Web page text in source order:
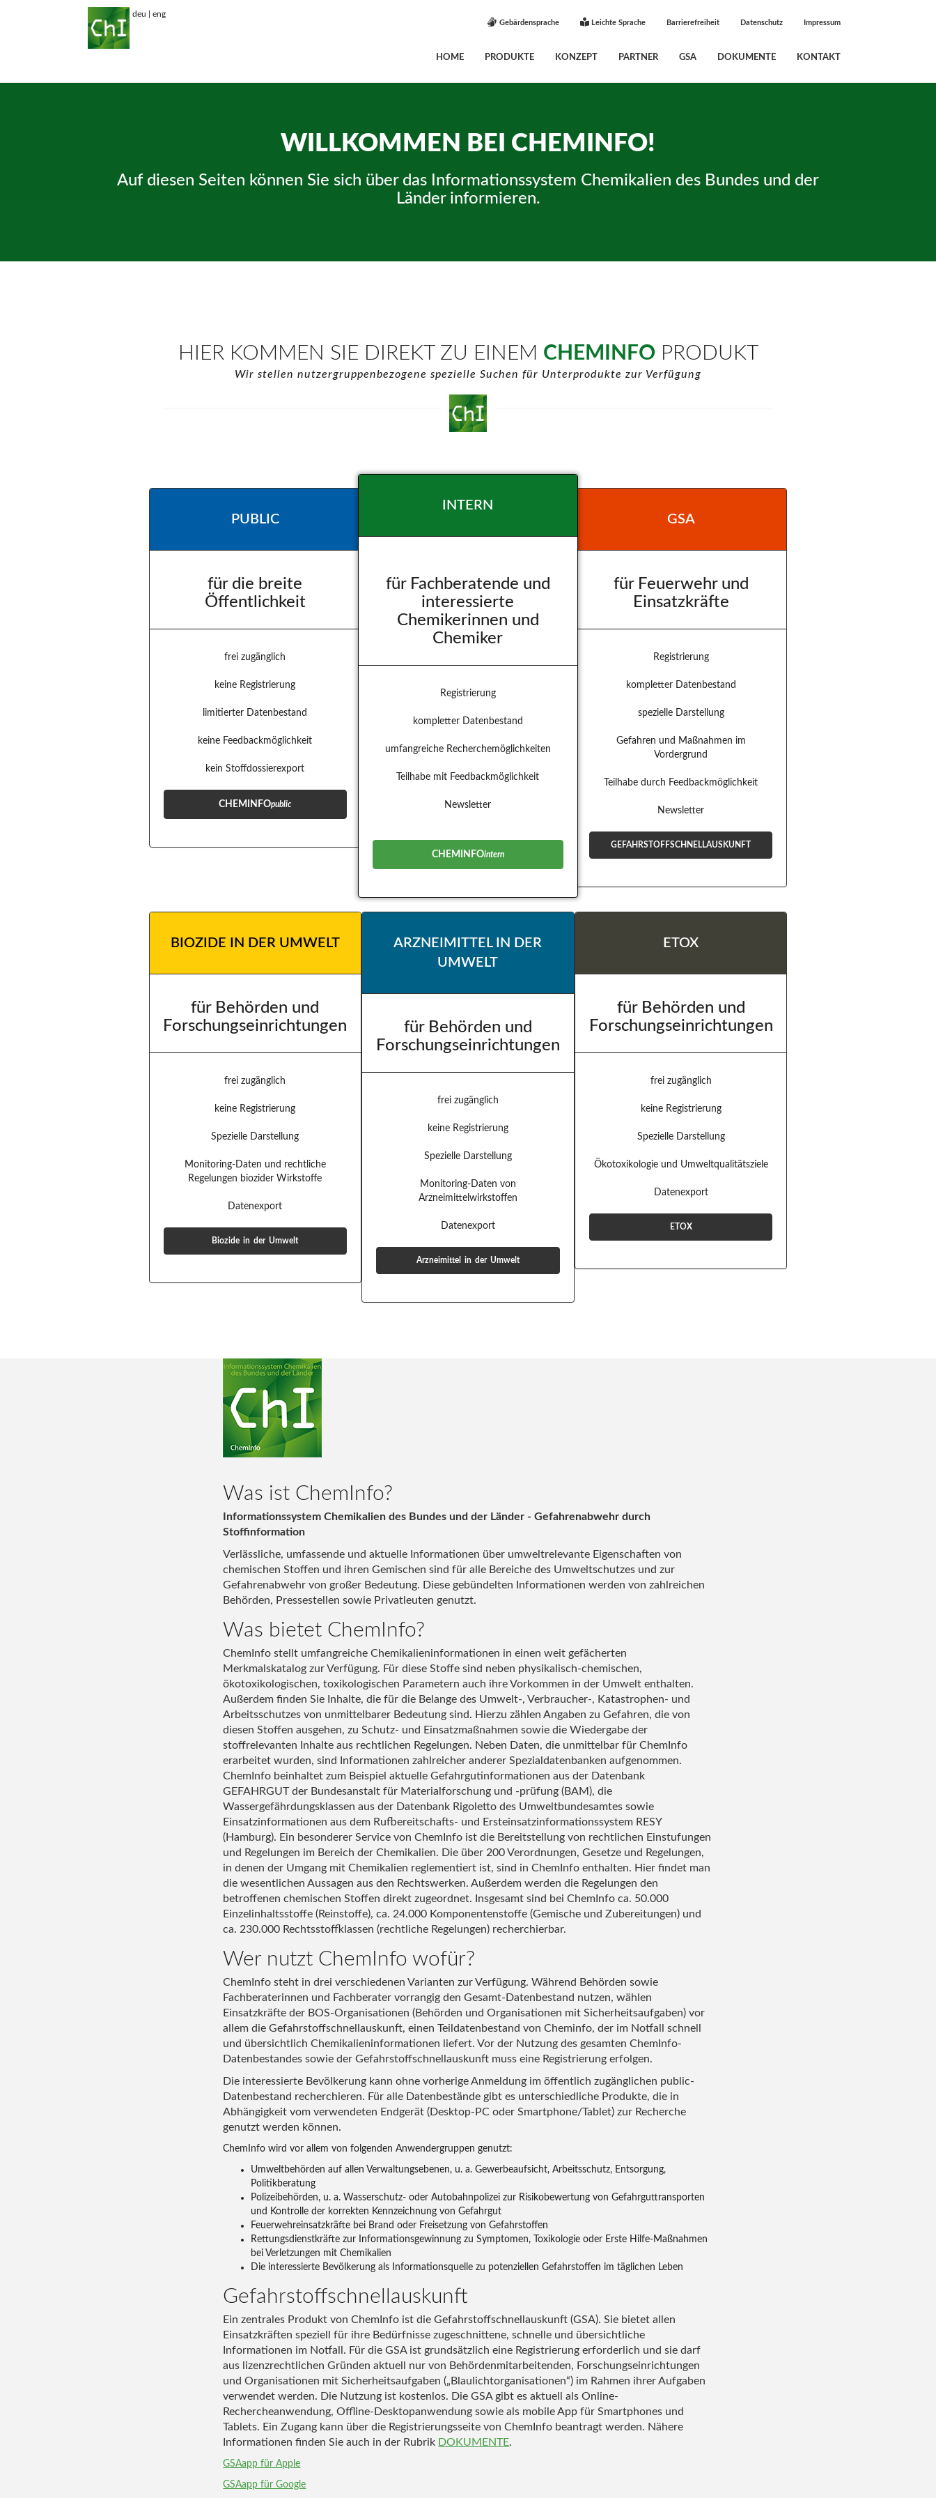
deu eng
Gebärdensprache Leichte Sprache Barrierefreiheit Datenschutz Impressum
HOME PRODUKTE KONZEPT PARTNER GSA DOKUMENTE KONTAKT
WILLKOMMEN BEI CHEMINFO!
Auf diesen Seiten können Sie sich über das Informationssystem Chemikalien des Bundes und der
Länder informieren.
HIER KOMMEN SIE DIREKT ZU EINEM CHEMINFO PRODUKT
Wir stellen nutzergruppenbezogene spezielle Suchen für Unterprodukte zur Verfügung
PUBLIC
für die breite
Öffentlichkeit
frei zugänglich
keine Registrierung
limitierter Datenbestand
keine Feedbackmöglichkeit
kein Stoffdossierexport
CHEMINFOpublic
INTERN
für Fachberatende und
interessierte
Chemikerinnen und
Chemiker
Registrierung
kompletter Datenbestand
umfangreiche Recherchemöglichkeiten
Teilhabe mit Feedbackmöglichkeit
Newsletter
CHEMINFOintern
GSA
für Feuerwehr und
Einsatzkräfte
Registrierung
kompletter Datenbestand
spezielle Darstellung
Gefahren und Maßnahmen im
Vordergrund
Teilhabe durch Feedbackmöglichkeit
Newsletter
GEFAHRSTOFFSCHNELLAUSKUNFT
BIOZIDE IN DER UMWELT
für Behörden und
Forschungseinrichtungen
frei zugänglich
keine Registrierung
Spezielle Darstellung
Monitoring-Daten und rechtliche
Regelungen biozider Wirkstoffe
Datenexport
Biozide in der Umwelt
ARZNEIMITTEL IN DER
UMWELT
für Behörden und
Forschungseinrichtungen
frei zugänglich
keine Registrierung
Spezielle Darstellung
Monitoring-Daten von
Arzneimittelwirkstoffen
Datenexport
Arzneimittel in der Umwelt
ETOX
für Behörden und
Forschungseinrichtungen
frei zugänglich
keine Registrierung
Spezielle Darstellung
Ökotoxikologie und Umweltqualitätsziele
Datenexport
ETOX
Was ist ChemInfo?
Informationssystem Chemikalien des Bundes und der Länder - Gefahrenabwehr durch
Stoffinformation
Verlässliche, umfassende und aktuelle Informationen über umweltrelevante Eigenschaften von
chemischen Stoffen und ihren Gemischen sind für alle Bereiche des Umweltschutzes und zur
Gefahrenabwehr von großer Bedeutung. Diese gebündelten Informationen werden von zahlreichen
Behörden, Pressestellen sowie Privatleuten genutzt.
Was bietet ChemInfo?
ChemInfo stellt umfangreiche Chemikalieninformationen in einen weit gefächerten
Merkmalskatalog zur Verfügung. Für diese Stoffe sind neben physikalisch-chemischen,
ökotoxikologischen, toxikologischen Parametern auch ihre Vorkommen in der Umwelt enthalten.
Außerdem finden Sie Inhalte, die für die Belange des Umwelt-, Verbraucher-, Katastrophen- und
Arbeitsschutzes von unmittelbarer Bedeutung sind. Hierzu zählen Angaben zu Gefahren, die von
diesen Stoffen ausgehen, zu Schutz- und Einsatzmaßnahmen sowie die Wiedergabe der
stoffrelevanten Inhalte aus rechtlichen Regelungen. Neben Daten, die unmittelbar für ChemInfo
erarbeitet wurden, sind Informationen zahlreicher anderer Spezialdatenbanken aufgenommen.
ChemInfo beinhaltet zum Beispiel aktuelle Gefahrgutinformationen aus der Datenbank
GEFAHRGUT der Bundesanstalt für Materialforschung und -prüfung (BAM), die
Wassergefährdungsklassen aus der Datenbank Rigoletto des Umweltbundesamtes sowie
Einsatzinformationen aus dem Rufbereitschafts- und Ersteinsatzinformationssystem RESY
(Hamburg). Ein besonderer Service von ChemInfo ist die Bereitstellung von rechtlichen Einstufungen
und Regelungen im Bereich der Chemikalien. Die über 200 Verordnungen, Gesetze und Regelungen,
in denen der Umgang mit Chemikalien reglementiert ist, sind in ChemInfo enthalten. Hier findet man
die wesentlichen Aussagen aus den Rechtswerken. Außerdem werden die Regelungen den
betroffenen chemischen Stoffen direkt zugeordnet. Insgesamt sind bei ChemInfo ca. 50.000
Einzelinhaltsstoffe (Reinstoffe), ca. 24.000 Komponentenstoffe (Gemische und Zubereitungen) und
ca. 230.000 Rechtsstoffklassen (rechtliche Regelungen) recherchierbar.
Wer nutzt ChemInfo wofür?
ChemInfo steht in drei verschiedenen Varianten zur Verfügung. Während Behörden sowie
Fachberaterinnen und Fachberater vorrangig den Gesamt-Datenbestand nutzen, wählen
Einsatzkräfte der BOS-Organisationen (Behörden und Organisationen mit Sicherheitsaufgaben) vor
allem die Gefahrstoffschnellauskunft, einen Teildatenbestand von Cheminfo, der im Notfall schnell
und übersichtlich Chemikalieninformationen liefert. Vor der Nutzung des gesamten ChemInfo-
Datenbestandes sowie der Gefahrstoffschnellauskunft muss eine Registrierung erfolgen.
Die interessierte Bevölkerung kann ohne vorherige Anmeldung im öffentlich zugänglichen public-
Datenbestand recherchieren. Für alle Datenbestände gibt es unterschiedliche Produkte, die in
Abhängigkeit vom verwendeten Endgerät (Desktop-PC oder Smartphone/Tablet) zur Recherche
genutzt werden können.
ChemInfo wird vor allem von folgenden Anwendergruppen genutzt:
Umweltbehörden auf allen Verwaltungsebenen, u. a. Gewerbeaufsicht, Arbeitsschutz, Entsorgung,
Politikberatung
Polizeibehörden, u. a. Wasserschutz- oder Autobahnpolizei zur Risikobewertung von Gefahrguttransporten
und Kontrolle der korrekten Kennzeichnung von Gefahrgut
Feuerwehreinsatzkräfte bei Brand oder Freisetzung von Gefahrstoffen
Rettungsdienstkräfte zur Informationsgewinnung zu Symptomen, Toxikologie oder Erste Hilfe-Maßnahmen
bei Verletzungen mit Chemikalien
Die interessierte Bevölkerung als Informationsquelle zu potenziellen Gefahrstoffen im täglichen Leben
Gefahrstoffschnellauskunft
Ein zentrales Produkt von ChemInfo ist die Gefahrstoffschnellauskunft (GSA). Sie bietet allen
Einsatzkräften speziell für ihre Bedürfnisse zugeschnittene, schnelle und übersichtliche
Informationen im Notfall. Für die GSA ist grundsätzlich eine Registrierung erforderlich und sie darf
aus lizenzrechtlichen Gründen aktuell nur von Behördenmitarbeitenden, Forschungseinrichtungen
und Organisationen mit Sicherheitsaufgaben („Blaulichtorganisationen“) im Rahmen ihrer Aufgaben
verwendet werden. Die Nutzung ist kostenlos. Die GSA gibt es aktuell als Online-
Rechercheanwendung, Offline-Desktopanwendung sowie als mobile App für Smartphones und
Tablets. Ein Zugang kann über die Registrierungsseite von ChemInfo beantragt werden. Nähere
Informationen finden Sie auch in der Rubrik DOKUMENTE.
GSAapp für Apple
GSAapp für Google